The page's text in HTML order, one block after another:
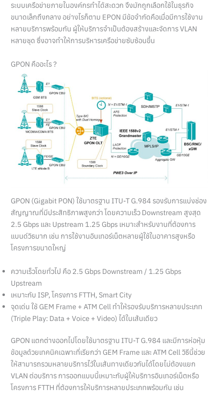
ระบบเครือข่ายภายในองค์กรทำได้สะดวก จึงมักถูกเลือกใช้ในธุรกิจ
ขนาดเล็กถึงกลาง อย่างไรก็ตาม EPON มีข้อจำกัดคือเมื่อมีการใช้งาน
หลายบริการพร้อมกัน ผู้ให้บริการจำเป็นต้องสร้างและจัดการ VLAN
หลายชุด ซึ่งอาจทำให้การบริหารเครือข่ายซับซ้อนขึ้น
GPON คืออะไร ?
GPON (Gigabit PON) ใช้มาตรฐาน ITU-T G.984 รองรับการแบ่งช่อง
สัญญาณที่มีประสิทธิภาพสูงกว่า โดยความเร็ว Downstream สูงสุด
2.5 Gbps และ Upstream 1.25 Gbps เหมาะสำหรับงานที่ต้องการ
แบนด์วิธมาก เช่น การใช้งานอินเทอร์เน็ตหลายผู้ใช้ในอาคารสูงหรือ
โครงการขนาดใหญ่
ความเร็วโดยทั่วไป คือ 2.5 Gbps Downstream / 1.25 Gbps
Upstream
เหมาะกับ ISP, โครงการ FTTH, Smart City
จุดเด่น ใช้ GEM Frame + ATM Cell ทำให้รองรับบริการหลายประเภท
(Triple Play: Data + Voice + Video) ได้ในเส้นเดียว
GPON แตกต่างออกไปโดยใช้มาตรฐาน ITU-T G.984 และมีการห่อหุ้ม
ข้อมูลด้วยเทคนิคเฉพาะที่เรียกว่า GEM Frame และ ATM Cell วิธีนี้ช่วย
ให้สามารถรวมหลายบริการไว้ในเส้นทางเดียวกันได้โดยไม่ต้องแยก
VLAN ต่อบริการ การออกแบบนี้เหมาะกับผู้ให้บริการอินเทอร์เน็ตหรือ
โครงการ FTTH ที่ต้องการให้บริการหลายประเภทพร้อมกัน เช่น